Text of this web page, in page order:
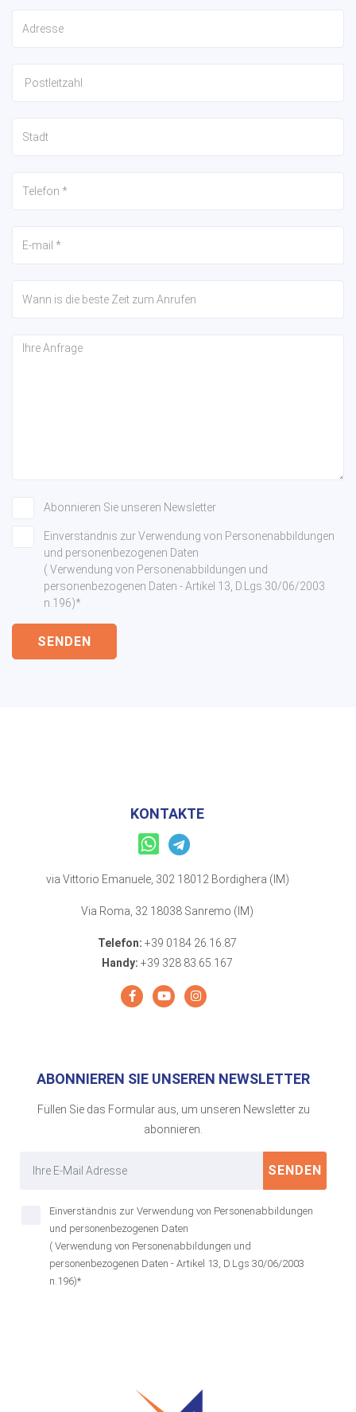
Abonnieren Sie unseren Newsletter
Einverständnis zur Verwendung von Personenabbildungen
und personenbezogenen Daten
( Verwendung von Personenabbildungen und
personenbezogenen Daten - Artikel 13, D.Lgs 30/06/2003
n.196)*
SENDEN
KONTAKTE
via Vittorio Emanuele, 302 18012 Bordighera (IM)
Via Roma, 32 18038 Sanremo (IM)
Telefon: +39 0184 26.16.87
Handy: +39 328 83.65.167
ABONNIEREN SIE UNSEREN NEWSLETTER
Füllen Sie das Formular aus, um unseren Newsletter zu
abonnieren.
SENDEN
Einverständnis zur Verwendung von Personenabbildungen
und personenbezogenen Daten
( Verwendung von Personenabbildungen und
personenbezogenen Daten - Artikel 13, D.Lgs 30/06/2003
n.196)*